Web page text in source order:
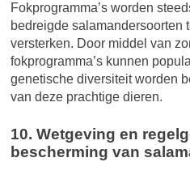
Fokprogramma’s worden
bedreigde salamandersoorten
versterken. Door middel van
fokprogramma’s kunnen
genetische diversiteit worden
van deze prachtige dieren.
10. Wetgeving en
bescherming van